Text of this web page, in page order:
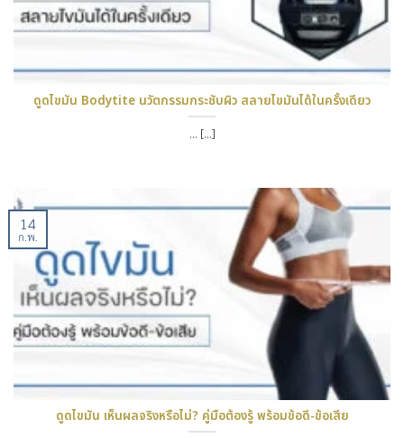
ดูดไขมัน Bodytite นวัตกรรมกระชับผิว สลายไขมันได้ในครั้งเดียว
… [...]
ดูดไขมัน เห็นผลจริงหรือไม่? คู่มือต้องรู้ พร้อมข้อดี-ข้อเสีย
14
ก.พ.